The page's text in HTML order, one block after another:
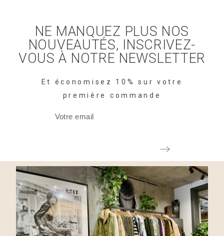
NE MANQUEZ PLUS NOS
NOUVEAUTÉS, INSCRIVEZ-
VOUS À NOTRE NEWSLETTER
Et économisez 10% sur votre
première commande